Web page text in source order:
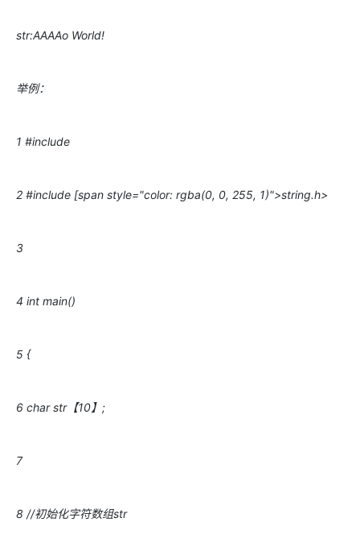
str:AAAAo World!
举例：
1 #include
2 #include [span style="color: rgba(0, 0, 255, 1)">string.h>
3
4 int main()
5 {
6 char str【10】;
7
8 //初始化字符数组str